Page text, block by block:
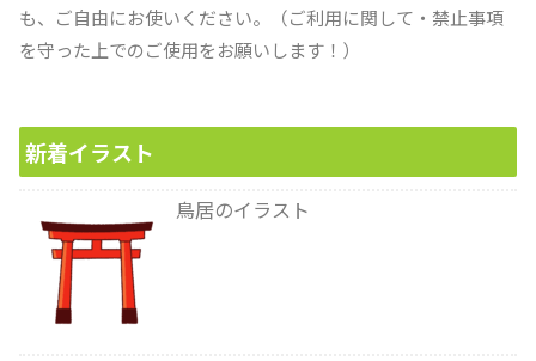
も、ご自由にお使いください。（ご利用に関して・禁止事項
を守った上でのご使用をお願いします！）
新着イラスト
鳥居のイラスト